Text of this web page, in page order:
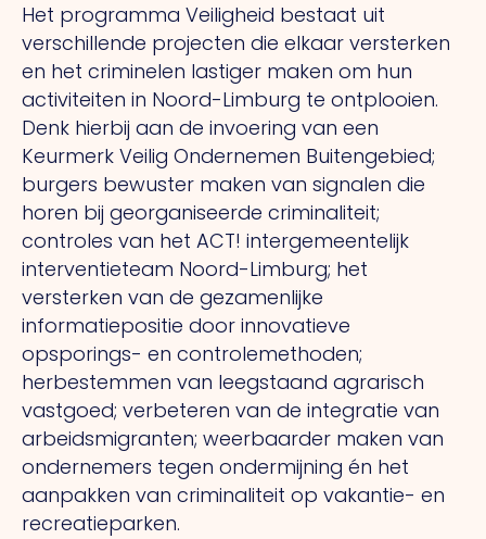
Het programma Veiligheid bestaat uit
verschillende projecten die elkaar versterken
en het criminelen lastiger maken om hun
activiteiten in Noord-Limburg te ontplooien.
Denk hierbij aan de invoering van een
Keurmerk Veilig Ondernemen Buitengebied;
burgers bewuster maken van signalen die
horen bij georganiseerde criminaliteit;
controles van het ACT! intergemeentelijk
interventieteam Noord-Limburg; het
versterken van de gezamenlijke
informatiepositie door innovatieve
opsporings- en controlemethoden;
herbestemmen van leegstaand agrarisch
vastgoed; verbeteren van de integratie van
arbeidsmigranten; weerbaarder maken van
ondernemers tegen ondermijning én het
aanpakken van criminaliteit op vakantie- en
recreatieparken.